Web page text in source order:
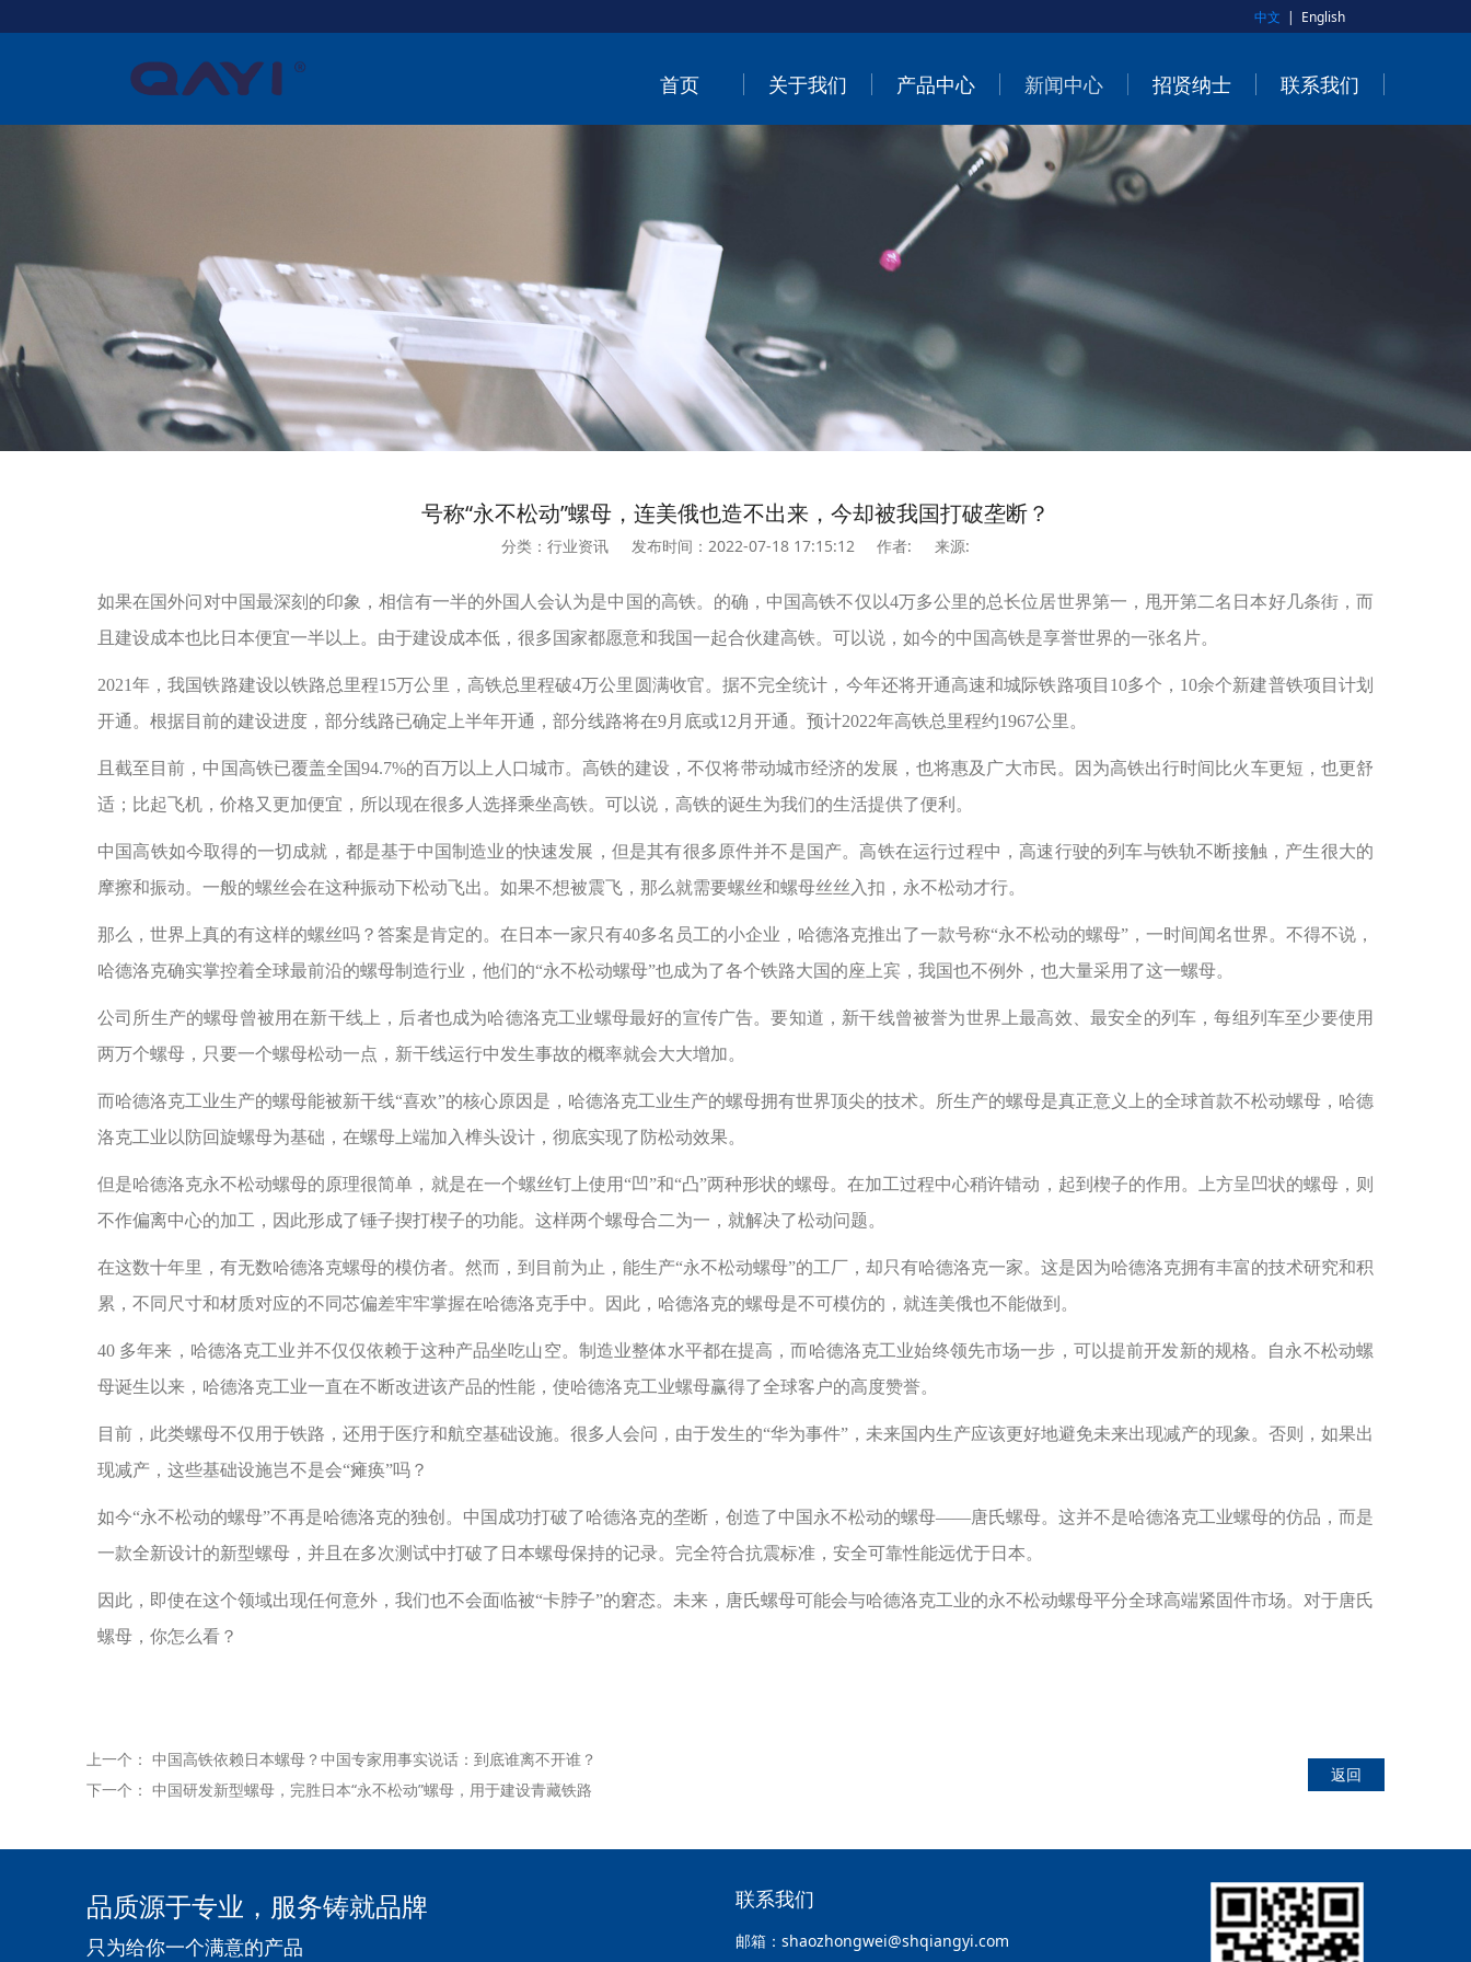
中文 | English
首页 关于我们 产品中心 新闻中心 招贤纳士 联系我们
号称“永不松动”螺母，连美俄也造不出来，今却被我国打破垄断？
分类：行业资讯 发布时间：2022-07-18 17:15:12 作者: 来源:
如果在国外问对中国最深刻的印象，相信有一半的外国人会认为是中国的高铁。的确，中国高铁不仅以4万多公里的总长位居世界第一，甩开第二名日本好几条街，而
且建设成本也比日本便宜一半以上。由于建设成本低，很多国家都愿意和我国一起合伙建高铁。可以说，如今的中国高铁是享誉世界的一张名片。
2021年，我国铁路建设以铁路总里程15万公里，高铁总里程破4万公里圆满收官。据不完全统计，今年还将开通高速和城际铁路项目10多个，10余个新建普铁项目计划
开通。根据目前的建设进度，部分线路已确定上半年开通，部分线路将在9月底或12月开通。预计2022年高铁总里程约1967公里。
且截至目前，中国高铁已覆盖全国94.7%的百万以上人口城市。高铁的建设，不仅将带动城市经济的发展，也将惠及广大市民。因为高铁出行时间比火车更短，也更舒
适；比起飞机，价格又更加便宜，所以现在很多人选择乘坐高铁。可以说，高铁的诞生为我们的生活提供了便利。
中国高铁如今取得的一切成就，都是基于中国制造业的快速发展，但是其有很多原件并不是国产。高铁在运行过程中，高速行驶的列车与铁轨不断接触，产生很大的
摩擦和振动。一般的螺丝会在这种振动下松动飞出。如果不想被震飞，那么就需要螺丝和螺母丝丝入扣，永不松动才行。
那么，世界上真的有这样的螺丝吗？答案是肯定的。在日本一家只有40多名员工的小企业，哈德洛克推出了一款号称“永不松动的螺母”，一时间闻名世界。不得不说，
哈德洛克确实掌控着全球最前沿的螺母制造行业，他们的“永不松动螺母”也成为了各个铁路大国的座上宾，我国也不例外，也大量采用了这一螺母。
公司所生产的螺母曾被用在新干线上，后者也成为哈德洛克工业螺母最好的宣传广告。要知道，新干线曾被誉为世界上最高效、最安全的列车，每组列车至少要使用
两万个螺母，只要一个螺母松动一点，新干线运行中发生事故的概率就会大大增加。
而哈德洛克工业生产的螺母能被新干线“喜欢”的核心原因是，哈德洛克工业生产的螺母拥有世界顶尖的技术。所生产的螺母是真正意义上的全球首款不松动螺母，哈德
洛克工业以防回旋螺母为基础，在螺母上端加入榫头设计，彻底实现了防松动效果。
但是哈德洛克永不松动螺母的原理很简单，就是在一个螺丝钉上使用“凹”和“凸”两种形状的螺母。在加工过程中心稍许错动，起到楔子的作用。上方呈凹状的螺母，则
不作偏离中心的加工，因此形成了锤子揳打楔子的功能。这样两个螺母合二为一，就解决了松动问题。
在这数十年里，有无数哈德洛克螺母的模仿者。然而，到目前为止，能生产“永不松动螺母”的工厂，却只有哈德洛克一家。这是因为哈德洛克拥有丰富的技术研究和积
累，不同尺寸和材质对应的不同芯偏差牢牢掌握在哈德洛克手中。因此，哈德洛克的螺母是不可模仿的，就连美俄也不能做到。
40 多年来，哈德洛克工业并不仅仅依赖于这种产品坐吃山空。制造业整体水平都在提高，而哈德洛克工业始终领先市场一步，可以提前开发新的规格。自永不松动螺
母诞生以来，哈德洛克工业一直在不断改进该产品的性能，使哈德洛克工业螺母赢得了全球客户的高度赞誉。
目前，此类螺母不仅用于铁路，还用于医疗和航空基础设施。很多人会问，由于发生的“华为事件”，未来国内生产应该更好地避免未来出现减产的现象。否则，如果出
现减产，这些基础设施岂不是会“瘫痪”吗？
如今“永不松动的螺母”不再是哈德洛克的独创。中国成功打破了哈德洛克的垄断，创造了中国永不松动的螺母——唐氏螺母。这并不是哈德洛克工业螺母的仿品，而是
一款全新设计的新型螺母，并且在多次测试中打破了日本螺母保持的记录。完全符合抗震标准，安全可靠性能远优于日本。
因此，即使在这个领域出现任何意外，我们也不会面临被“卡脖子”的窘态。未来，唐氏螺母可能会与哈德洛克工业的永不松动螺母平分全球高端紧固件市场。对于唐氏
螺母，你怎么看？
上一个： 中国高铁依赖日本螺母？中国专家用事实说话：到底谁离不开谁？
下一个： 中国研发新型螺母，完胜日本“永不松动”螺母，用于建设青藏铁路
返回
品质源于专业，服务铸就品牌
只为给你一个满意的产品
联系我们
邮箱：shaozhongwei@shqiangyi.com